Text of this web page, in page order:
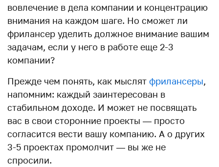
вовлечение в дела компании и концентрацию
внимания на каждом шаге. Но сможет ли
фрилансер уделить должное внимание вашим
задачам, если у него в работе еще 2-3
компании?
Прежде чем понять, как мыслят фрилансеры,
напомним: каждый заинтересован в
стабильном доходе. И может не посвящать
вас в свои сторонние проекты — просто
согласится вести вашу компанию. А о других
3-5 проектах промолчит — вы же не
спросили.